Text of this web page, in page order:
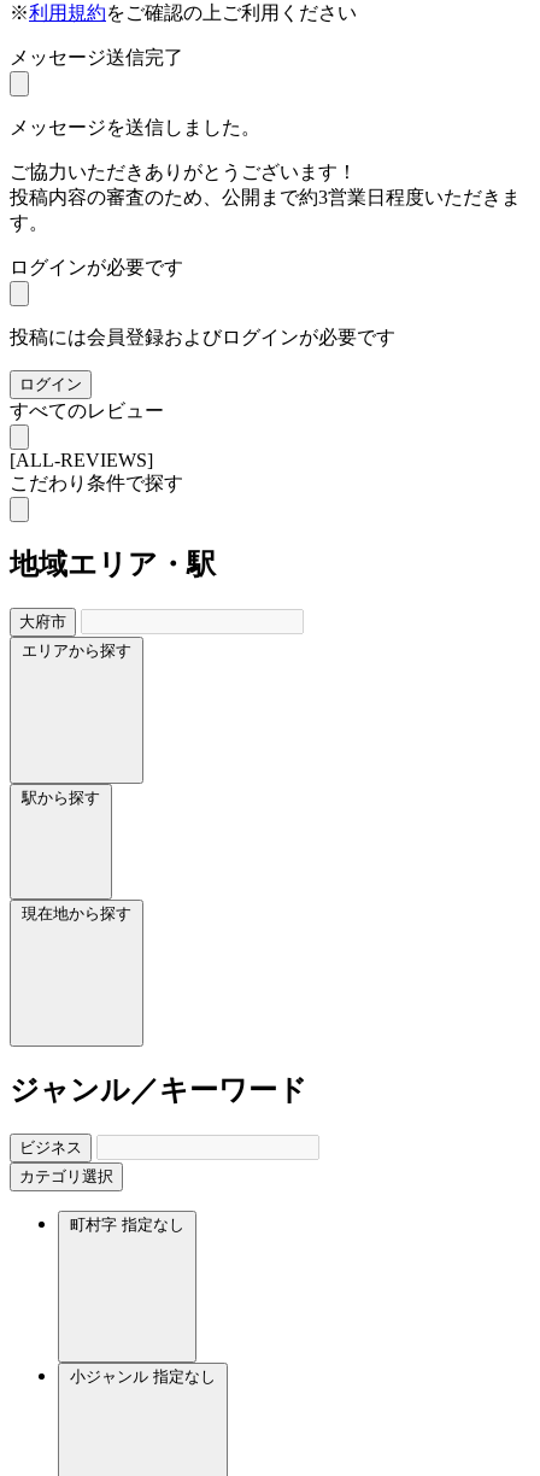
※利用規約をご確認の上ご利用ください
メッセージ送信完了
メッセージを送信しました。
ご協力いただきありがとうございます！
投稿内容の審査のため、公開まで約3営業日程度いただきま
す。
ログインが必要です
投稿には会員登録およびログインが必要です
ログイン
すべてのレビュー
[ALL-REVIEWS]
こだわり条件で探す
地域エリア・駅
大府市
エリアから探す
駅から探す
現在地から探す
ジャンル／キーワード
ビジネス
カテゴリ選択
町村字 指定なし
小ジャンル 指定なし